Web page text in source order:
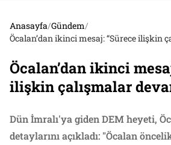
Anasayfa/Gündem/
Öcalan’dan ikinci
ilişkin çalışmalar
Dün İmralı'ya giden DEM heyeti,
detaylarını açıkladı: "Öcalan